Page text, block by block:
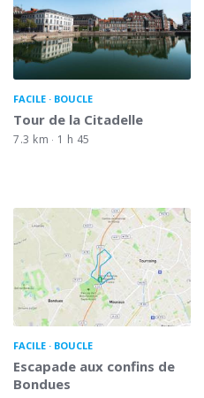
FACILE BOUCLE
Tour de la Citadelle
7.3 km 1 h 45
FACILE BOUCLE
Escapade aux confins de
Bondues